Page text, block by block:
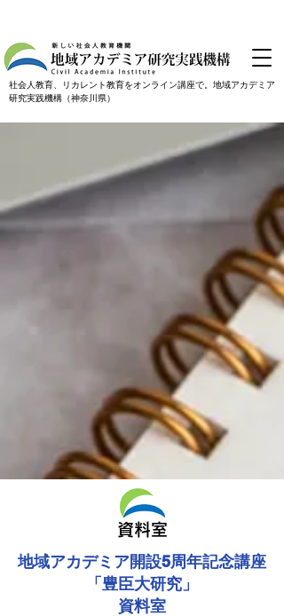
社会人教育、リカレント教育をオンライン講座で。地域アカデミア
研究実践機構（神奈川県）
資料室
地域アカデミア開設5周年記念講座
「豊臣大研究」
資料室